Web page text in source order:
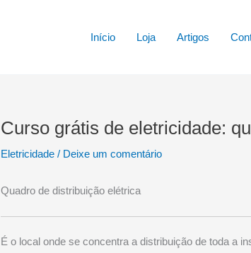
Início Loja Artigos
Curso grátis de eletricidade:
Eletricidade / Deixe um comentário
Quadro de distribuição elétrica
É o local onde se concentra a distribuição de toda a